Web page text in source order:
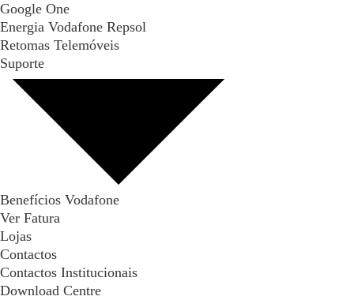
Google One
Energia Vodafone Repsol
Retomas Telemóveis
Suporte
Benefícios Vodafone
Ver Fatura
Lojas
Contactos
Contactos Institucionais
Download Centre